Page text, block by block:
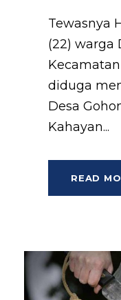
Tewasnya
(22) warga
diduga
Desa
Kahayan...
READ